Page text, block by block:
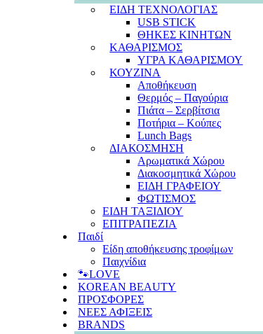
ΕΙΔΗ ΤΕΧΝΟΛΟΓΙΑΣ
USB STICK
ΘΗΚΕΣ ΚΙΝΗΤΩΝ
ΚΑΘΑΡΙΣΜΟΣ
ΥΓΡΑ ΚΑΘΑΡΙΣΜΟΥ
ΚΟΥΖΙΝΑ
Αποθήκευση
Θερμός – Παγούρια
Πιάτα – Σερβίτσια
Ποτήρια – Κούπες
Lunch Bags
ΔΙΑΚΟΣΜΗΣΗ
Αρωματικά Χώρου
Διακοσμητικά Χώρου
ΕΙΔΗ ΓΡΑΦΕΙΟΥ
ΦΩΤΙΣΜΟΣ
ΕΙΔΗ ΤΑΞΙΔΙΟΥ
ΕΠΙΤΡΑΠΕΖΙΑ
Παιδί
Είδη αποθήκευσης τροφίμων
Παιχνίδια
🐾LOVE
KOREAN BEAUTY
ΠΡΟΣΦΟΡΕΣ
ΝΕΕΣ ΑΦΙΞΕΙΣ
BRANDS